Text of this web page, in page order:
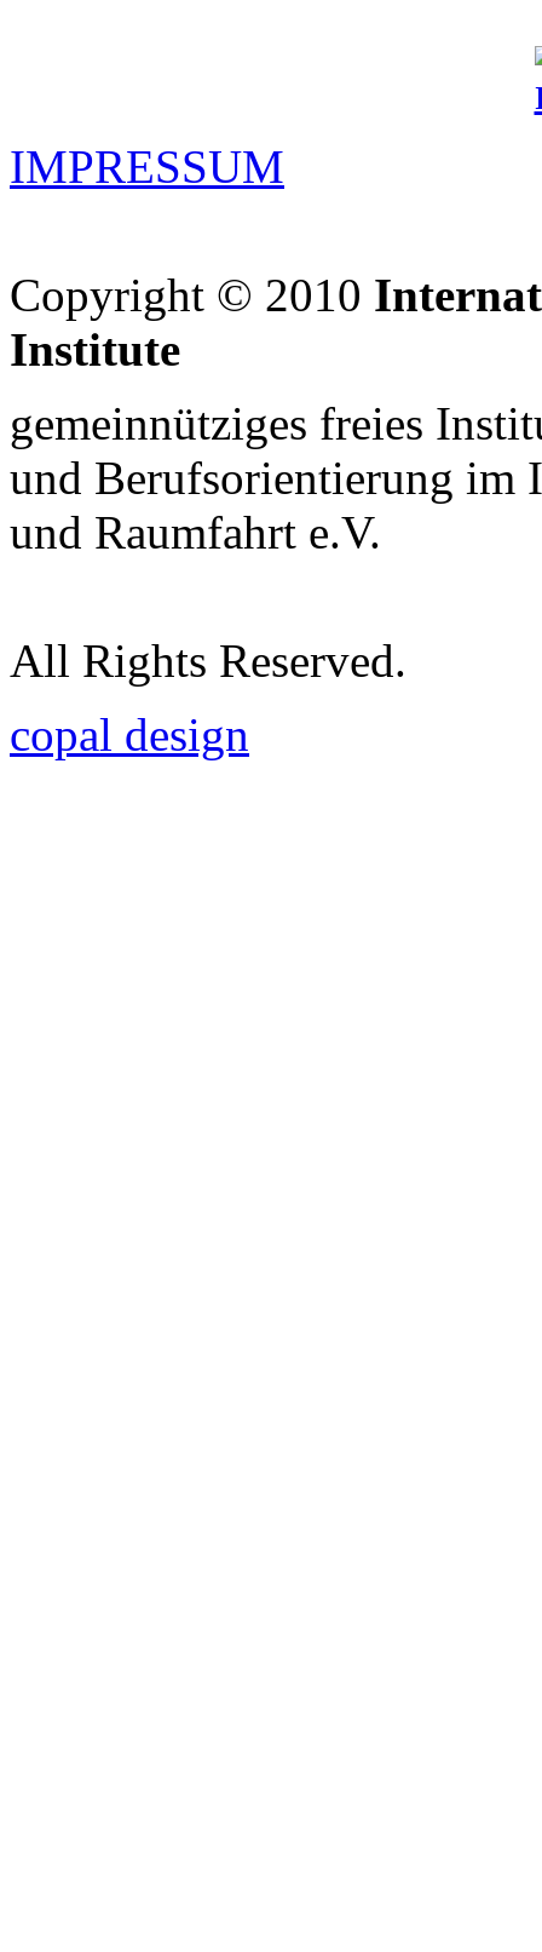
IMPRESSUM
Copyright © 2010
Institute
gemeinnütziges freies
und Berufsorientierung im
und Raumfahrt e.V.
All Rights Reserved.
copal design